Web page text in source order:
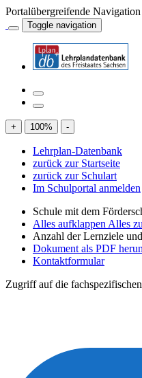
Portalübergreifende Navigation
Toggle navigation
+ 100% -
Lehrplan-Datenbank
zurück zur Startseite
zurück zur Schulart
Im Schulportal anmelden
Schule mit dem
Alles aufklappen Alles
Anzahl der Lernziele
Dokument als PDF
Kontaktformular
Zugriff auf die